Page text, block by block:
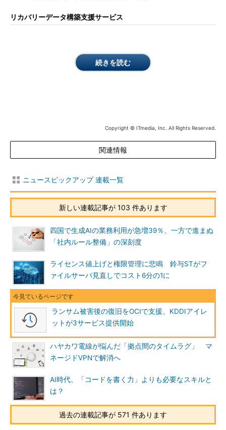
リカバリーデータ構築支援サービス
続きを読む
Copyright © ITmedia, Inc. All Rights Reserved.
関連情報
ニュースピックアップ 連載一覧
新しい連載記事が 103 件あります
四国で生成AIの業務利用が急増39％、一方で進まぬ
「社内ルール整備」の深刻度
ライセンス値上げと権限管理に悲鳴 鈴与STがフ
ァイルサーバ見直しでコスト6分の1に
ランサム被害後の復旧をOCIで支援、KDDIアイレ
ットが3サービス提供開始
ハヤカワ電線が悩んだ「拠点間のタイムラグ」 マ
ネージドVPNで解消へ
AI時代、「コードを書く力」よりも必要なスキルと
は？
過去の連載記事が 571 件あります